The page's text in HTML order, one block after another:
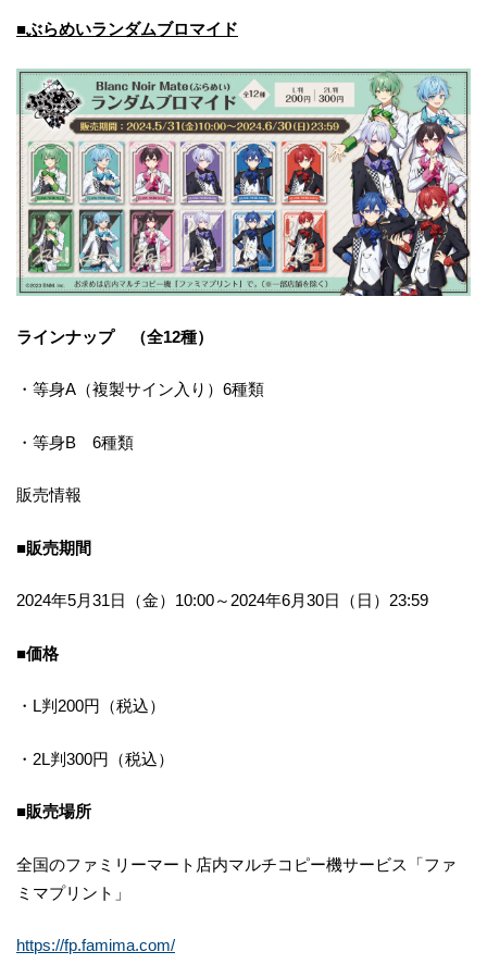
■ぶらめいランダムブロマイド
ラインナップ （全12種）
・等身A（複製サイン入り）6種類
・等身B 6種類
販売情報
■販売期間
2024年5月31日（金）10:00～2024年6月30日（日）23:59
■価格
・L判200円（税込）
・2L判300円（税込）
■販売場所
全国のファミリーマート店内マルチコピー機サービス「ファ
ミマプリント」
https://fp.famima.com/